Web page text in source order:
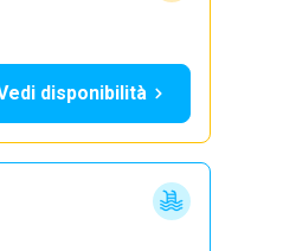
disponibilità